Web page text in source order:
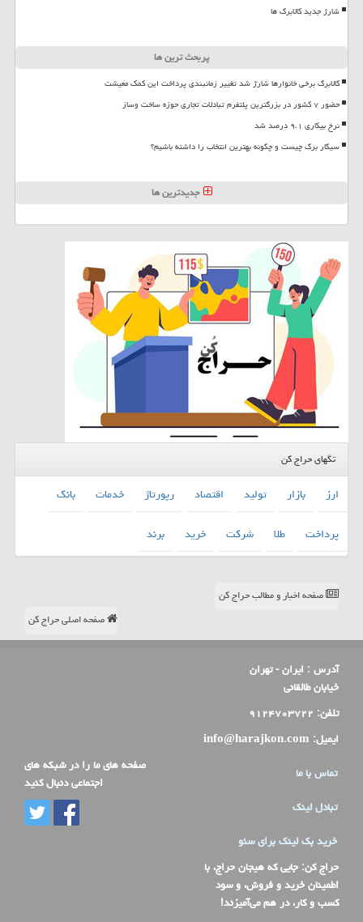
شارژ جدید کالابرگ ها
پربحث ترین ها
کالابرگ برخی خانوارها شارژ شد تغییر زمانبندی پرداخت این کمک معیشت
حضور ۷ کشور در بزرگترین پلتفرم تبادلات تجاری حوزه ساخت وساز
نرخ بیکاری ۹،۱ درصد شد
سیگار برگ چیست و چگونه بهترین انتخاب را داشته باشیم؟
جدیدترین ها
تگهای حراج کن
ارز بازار تولید اقتصاد رپورتاژ خدمات
بانك
پرداخت
طلا شركت خرید برند
صفحه اخبار و مطالب حراج کن
صفحه اصلی حراج کن
آدرس : ایران - تهران
خیابان طالقانی
تلفن: ۹۱۲۴۷۰۳۷۲۲
ایمیل: info@harajkon.com
تماس با ما
تبادل لینک
خرید بک لینک برای سئو
حراج کن: جایی که هیجان حراج، با
اطمینان خرید و فروش، و سود
کسب و کار، در هم می‌آمیزند!
صفحه های ما را در شبکه های
اجتماعی دنبال کنید